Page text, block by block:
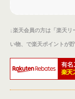
↓楽天会員の方は「楽天
い物、で楽天ポイントが貯